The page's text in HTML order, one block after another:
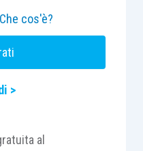
Che cos'è?
>
al